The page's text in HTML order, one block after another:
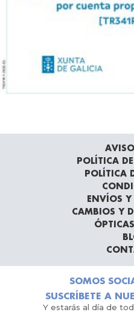
POLÍTICA
POLÍTICA
ENVÍOS Y
CAMBIOS Y
SOMOS
SUSCRÍBETE A
Y estarás al día de